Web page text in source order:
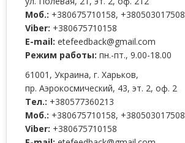
Моб.: +380675710158, +380503017508
Viber: +380675710158
E-mail: etefeedback@gmail.com
Режим работы: пн.-пт., 9.00-18.00
61001 , Украина, г. Харьков,
пр. Аэрокосмический, 43, эт. 2, оф. 2
Тел.: +380577360213
Моб.: +380675710158, +380503017508
Viber: +380675710158